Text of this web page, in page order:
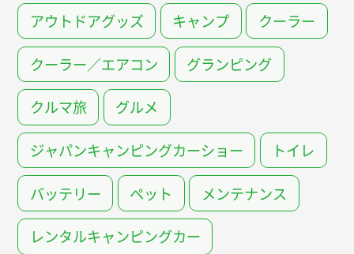
アウトドアグッズ キャンプ クーラー
クーラー／エアコン グランピング
クルマ旅 グルメ
ジャパンキャンピングカーショー トイレ
バッテリー ペット メンテナンス
レンタルキャンピングカー